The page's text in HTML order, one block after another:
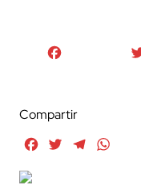
Compartir
FacebookTwitterTelegram